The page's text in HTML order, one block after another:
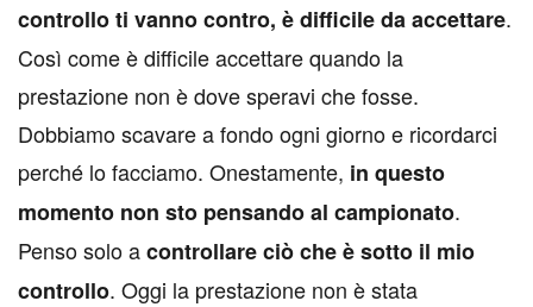
controllo ti vanno contro, è difficile da accettare.
Così come è difficile accettare quando la
prestazione non è dove speravi che fosse.
Dobbiamo scavare a fondo ogni giorno e ricordarci
perché lo facciamo. Onestamente, in questo
momento non sto pensando al campionato.
Penso solo acontrollare ciò che è sotto il mio
controllo. Oggi la prestazione non è stata